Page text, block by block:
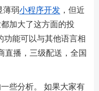
薄弱小程序开发 ，但近
加大了这方面的投
功能可以与其他语言相
直播，三级配送，全国
些分析。 如果大家有